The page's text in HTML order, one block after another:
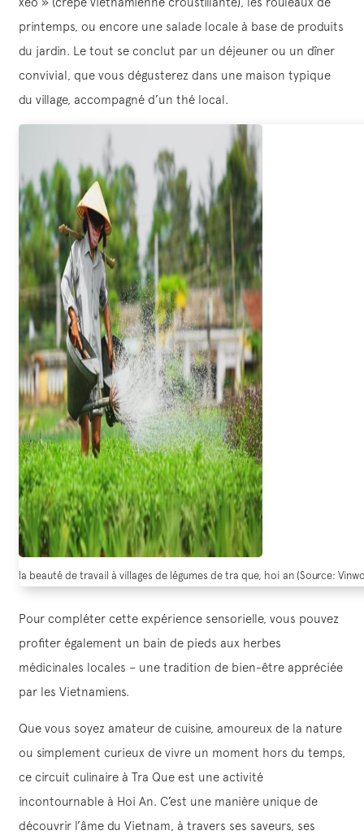
printemps, ou encore une salade locale à base de produits
du jardin. Le tout se conclut par un déjeuner ou un dîner
convivial, que vous dégusterez dans une maison typique
du village, accompagné d’un thé local.
la beauté de travail à villages de légumes de tra que, hoi an (Source:
Pour compléter cette expérience sensorielle, vous pouvez
profiter également un bain de pieds aux herbes
médicinales locales – une tradition de bien-être appréciée
par les Vietnamiens.
Que vous soyez amateur de cuisine, amoureux de la nature
ou simplement curieux de vivre un moment hors du temps,
ce circuit culinaire à Tra Que est une activité
incontournable à Hoi An. C’est une manière unique de
découvrir l’âme du Vietnam, à travers ses saveurs, ses